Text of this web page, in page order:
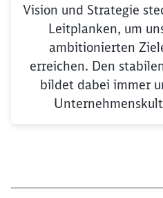
Vision und Strategie
Leitplanken, um
ambitionierten
erreichen. Den
bildet dabei immer